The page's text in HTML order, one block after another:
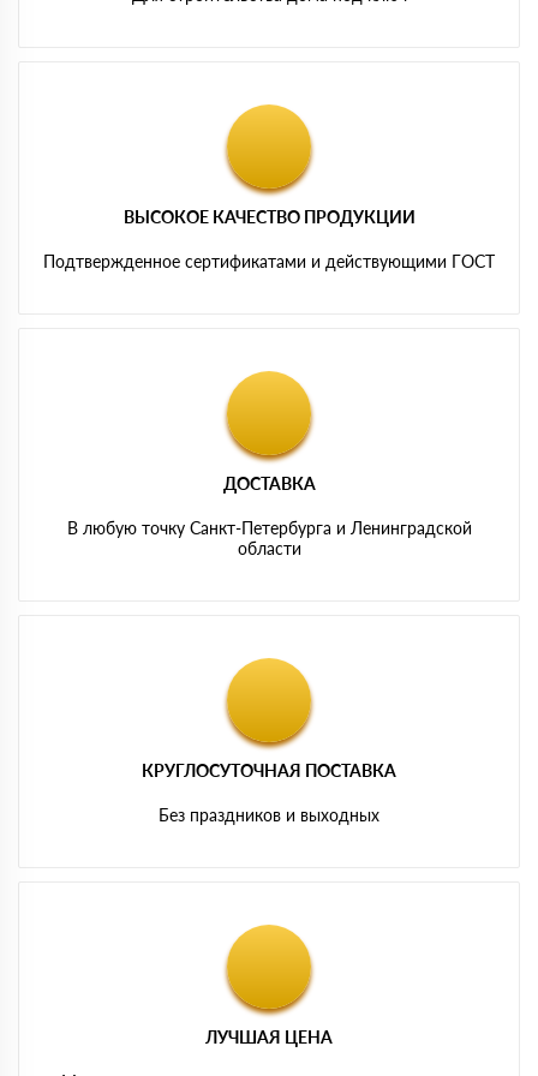
ВЫСОКОЕ КАЧЕСТВО ПРОДУКЦИИ
Подтвержденное сертификатами и действующими ГОСТ
ДОСТАВКА
В любую точку Санкт-Петербурга и Ленинградской
области
КРУГЛОСУТОЧНАЯ ПОСТАВКА
Без праздников и выходных
ЛУЧШАЯ ЦЕНА